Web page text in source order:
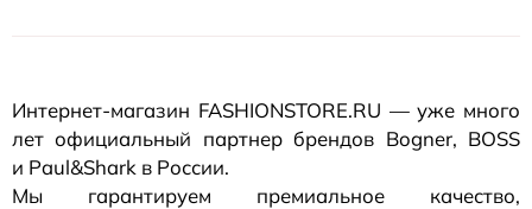
Интернет-магазин FASHIONSTORE.RU — уже много
лет официальный партнер брендов Bogner, BOSS
и Paul&Shark в России.
Мы гарантируем премиальное качество,